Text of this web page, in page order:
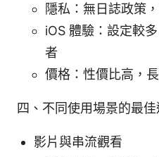
隱私：無日誌政策
iOS 體驗：設定較
者
價格：性價比高，
四、不同使用場景的最
影片與串流觀看